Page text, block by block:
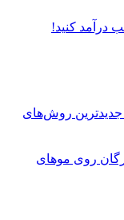
درآمد کنید!
جدیدترین روش‌های